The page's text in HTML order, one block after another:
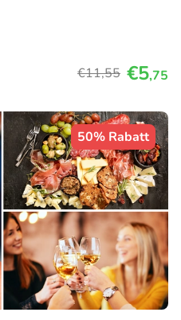
€11,55 €5,75
50% Rabatt